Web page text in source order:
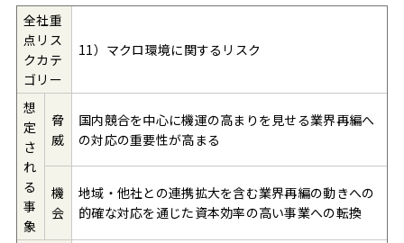
全社重
点リス
クカテ
ゴリー
11）マクロ環境に関するリスク
想
定
さ
れ
る
事
象
脅
威
国内競合を中心に機運の高まりを見せる業界再編へ
の対応の重要性が高まる
機
会
地域・他社との連携拡大を含む業界再編の動きへの
的確な対応を通じた資本効率の高い事業への転換